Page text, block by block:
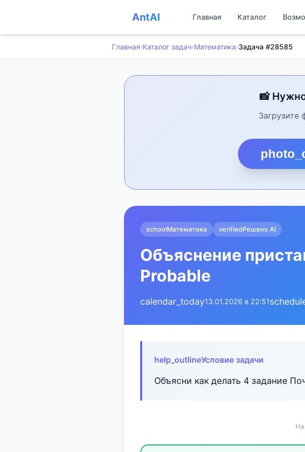
AntAI Главная Каталог
Главная›Каталог задач›Математика›Задача #28585
📸
Загрузите
schoolМатематика verifiedРешено AI
Объяснение
Probable
calendar_today13.01.2026 в 22:51
help_outlineУсловие задачи
Объясни как делать 4 задание